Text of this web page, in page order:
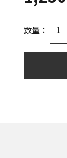
数量：